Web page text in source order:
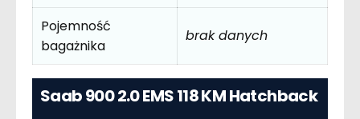
Pojemność
bagażnika
brak danych
Saab 900 2.0 EMS 118 KM Hatchback